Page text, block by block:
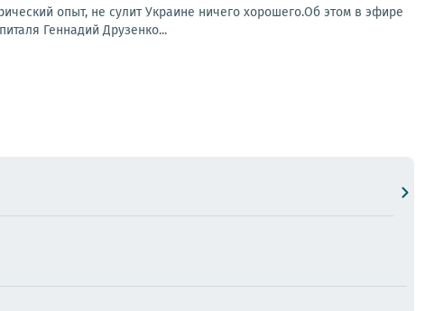
опыт, не сулит Украине ничего хорошего.Об этом в эфире
Геннадий Друзенко...